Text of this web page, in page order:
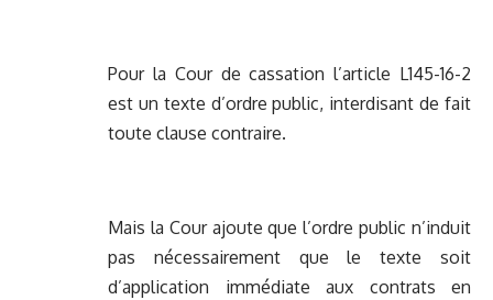
Pour la Cour de cassation l’article L145-16-2
est un texte d’ordre public, interdisant de fait
toute clause contraire.
Mais la Cour ajoute que l’ordre public n’induit
pas nécessairement que le texte soit
d’application immédiate aux contrats en